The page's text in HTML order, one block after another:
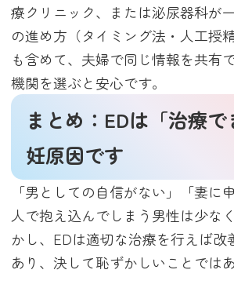
療クリニック、または泌尿器科が
の進め方（タイミング法・人工授
も含めて、夫婦で同じ情報を共有
機関を選ぶと安心です。
まとめ：EDは「治療
妊原因です
「男としての自信がない」「妻に
人で抱え込んでしまう男性は少な
かし、EDは適切な治療を行えば改
あり、決して恥ずかしいことでは